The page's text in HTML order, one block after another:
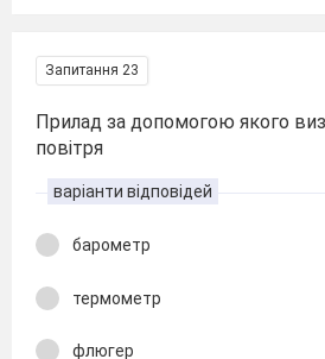
Запитання 23
Прилад за допомогою якого
повітря
варіанти відповідей
барометр
термометр
флюгер